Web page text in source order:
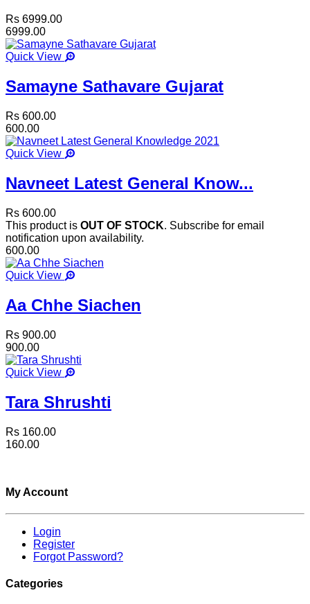
Rs 6999.00
6999.00
Quick View
Samayne Sathavare Gujarat
Rs 600.00
600.00
Quick View
Navneet Latest General Know...
Rs 600.00
This product is OUT OF STOCK. Subscribe for email
notification upon availability.
600.00
Quick View
Aa Chhe Siachen
Rs 900.00
900.00
Quick View
Tara Shrushti
Rs 160.00
160.00
My Account
Login
Register
Forgot Password?
Categories